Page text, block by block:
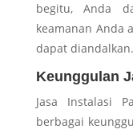
begitu, Anda
keamanan Anda
dapat diandalkan.
Keunggulan
Jasa Instalasi
berbagai